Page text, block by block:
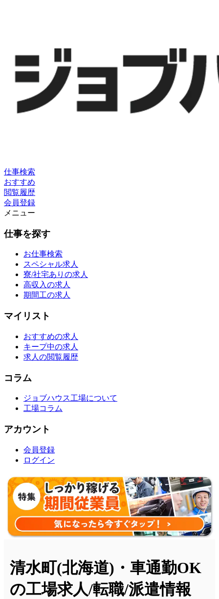
仕事検索
おすすめ
閲覧履歴
会員登録
メニュー
仕事を探す
お仕事検索
スペシャル求人
寮/社宅ありの求人
高収入の求人
期間工の求人
マイリスト
おすすめの求人
キープ中の求人
求人の閲覧履歴
コラム
ジョブハウス工場について
工場コラム
アカウント
会員登録
ログイン
清水町(北海道)・車通勤OK
の工場求人/転職/派遣情報